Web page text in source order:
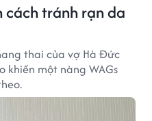
cách tránh rạn da
thai của vợ Hà Đức
khiến một nàng WAGs